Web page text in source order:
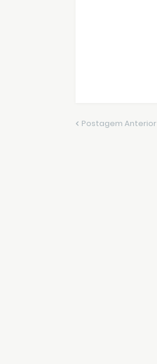
Postagem Anterior